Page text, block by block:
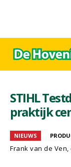
STIHL
praktijk
NIEUWS
Frank van de Ven,